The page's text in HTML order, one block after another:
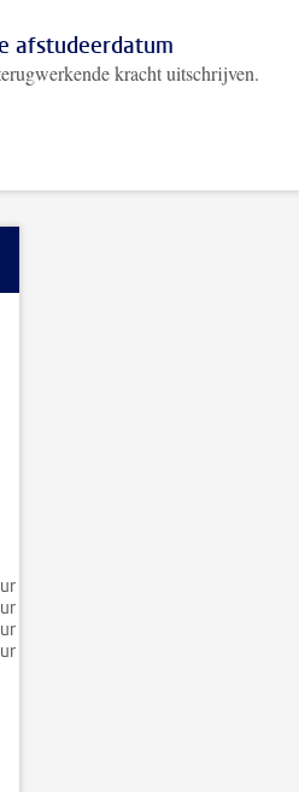
afstudeerdatum
kracht uitschrijven.